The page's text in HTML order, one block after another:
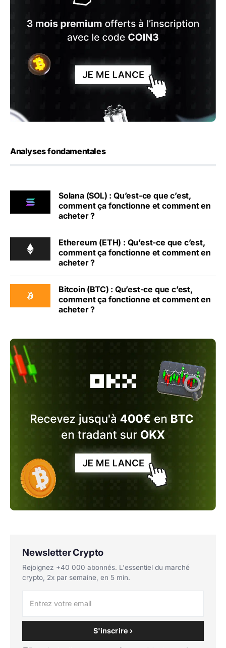
Analyses fondamentales
Solana (SOL) : Qu’est-ce que c’est,
comment ça fonctionne et comment en
acheter ?
Ethereum (ETH) : Qu’est-ce que c’est,
comment ça fonctionne et comment en
acheter ?
Bitcoin (BTC) : Qu’est-ce que c’est,
comment ça fonctionne et comment en
acheter ?
Newsletter Crypto
Rejoignez +40 000 abonnés. L'essentiel du marché
crypto, 2x par semaine, en 5 min.
S'inscrire ›